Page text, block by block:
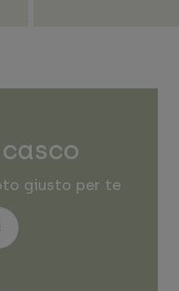
giusto per te